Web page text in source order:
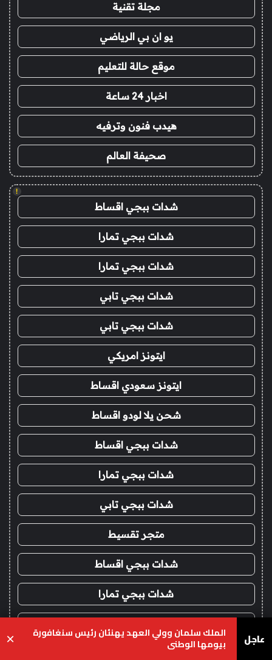
مجلة تقنية
يو ان بي الرياضي
موقع حالة للتعليم
اخبار 24 ساعة
هيدب فنون وترفيه
صحيفة العالم
!
شدات ببجي اقساط
شدات ببجي تمارا
شدات ببجي تمارا
شدات ببجي تابي
شدات ببجي تابي
ايتونز امريكي
ايتونز سعودي اقساط
شحن يلا لودو اقساط
شدات ببجي اقساط
شدات ببجي تمارا
شدات ببجي تابي
متجر تقسيط
شدات ببجي اقساط
شدات ببجي تمارا
عاجل الملك سلمان وولي العهد يهنئان رئيس سنغافورة
بيومها الوطني ×